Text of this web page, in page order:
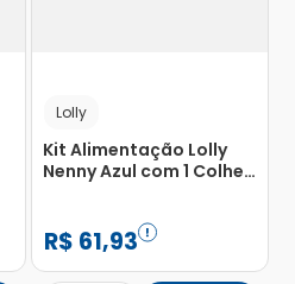
Lolly
Kit Alimentação Lolly
Nenny Azul com 1 Colher
Alça
R$ 61,93